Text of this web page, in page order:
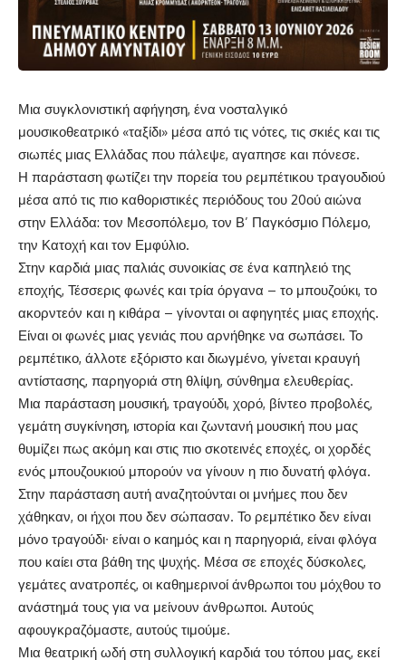
Μια συγκλονιστική αφήγηση, ένα νοσταλγικό
μουσικοθεατρικό «ταξίδι» μέσα από τις νότες, τις σκιές και τις
σιωπές μιας Ελλάδας που πάλεψε, αγαπησε και πόνεσε.
Η παράσταση φωτίζει την πορεία του ρεμπέτικου τραγουδιού
μέσα από τις πιο καθοριστικές περιόδους του 20ού αιώνα
στην Ελλάδα: τον Μεσοπόλεμο, τον Β’ Παγκόσμιο Πόλεμο,
την Κατοχή και τον Εμφύλιο.
Στην καρδιά μιας παλιάς συνοικίας σε ένα καπηλειό της
εποχής, Τέσσερις φωνές και τρία όργανα – το μπουζούκι, το
ακορντεόν και η κιθάρα – γίνονται οι αφηγητές μιας εποχής.
Είναι οι φωνές μιας γενιάς που αρνήθηκε να σωπάσει. Το
ρεμπέτικο, άλλοτε εξόριστο και διωγμένο, γίνεται κραυγή
αντίστασης, παρηγοριά στη θλίψη, σύνθημα ελευθερίας.
Μια παράσταση μουσική, τραγούδι, χορό, βίντεο προβολές,
γεμάτη συγκίνηση, ιστορία και ζωντανή μουσική που μας
θυμίζει πως ακόμη και στις πιο σκοτεινές εποχές, οι χορδές
ενός μπουζουκιού μπορούν να γίνουν η πιο δυνατή φλόγα.
Στην παράσταση αυτή αναζητούνται οι μνήμες που δεν
χάθηκαν, οι ήχοι που δεν σώπασαν. Το ρεμπέτικο δεν είναι
μόνο τραγούδι∙ είναι ο καημός και η παρηγοριά, είναι φλόγα
που καίει στα βάθη της ψυχής. Μέσα σε εποχές δύσκολες,
γεμάτες ανατροπές, οι καθημερινοί άνθρωποι του μόχθου το
ανάστημά τους για να μείνουν άνθρωποι. Αυτούς
αφουγκραζόμαστε, αυτούς τιμούμε.
Μια θεατρική ωδή στη συλλογική καρδιά του τόπου μας, εκεί